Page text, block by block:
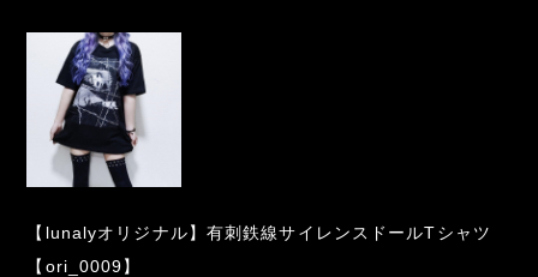
【lunalyオリジナル】有刺鉄線サイレンスドールTシャツ
【ori_0009】